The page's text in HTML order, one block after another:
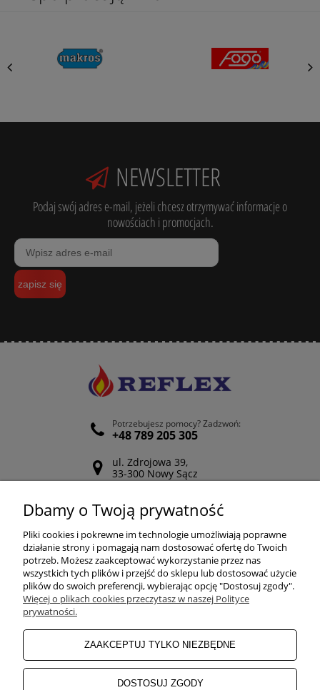
NEWSLETTER
Podaj swój adres e-mail, jeżeli chcesz otrzymywać informacje o
nowościach i promocjach.
zapisz się
Potrzebujesz pomocy? Zadzwoń:
+48 789 205 305
ul. Zdrojowa 39,
33-300 Nowy Sącz
Odwiedź nasz Facebook
POMOC
ZAKUPY
MOJE KONTO
INFORMACJE
Dbamy o Twoją prywatność
Pliki cookies i pokrewne im technologie umożliwiają poprawne
działanie strony i pomagają nam dostosować ofertę do Twoich
potrzeb. Możesz zaakceptować wykorzystanie przez nas
wszystkich tych plików i przejść do sklepu lub dostosować użycie
plików do swoich preferencji, wybierając opcję "Dostosuj zgody".
Więcej o plikach cookies przeczytasz w naszej Polityce
prywatności.
ZAAKCEPTUJ TYLKO NIEZBĘDNE
DOSTOSUJ ZGODY